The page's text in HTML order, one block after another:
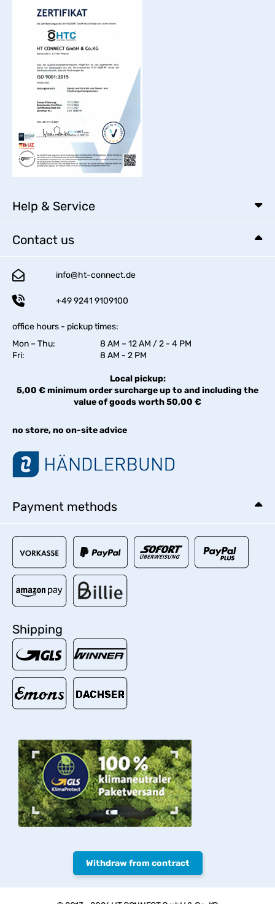
Help & Service
Contact us
info@ht-connect.de
+49 9241 9109100
office hours - pickup times:
Mon – Thu:
8 AM – 12 AM / 2 - 4 PM
Fri:
8 AM - 2 PM
Local pickup:
5,00 € minimum order surcharge up to and including the
value of goods worth 50,00 €
no store, no on-site advice
Payment methods
Shipping
Withdraw from contract